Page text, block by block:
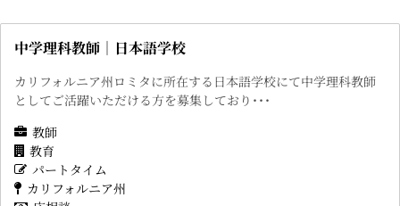
中学理科教師｜日本語学校
カリフォルニア州ロミタに所在する日本語学校にて中学理科教師
としてご活躍いただける方を募集しており･･･
教師
教育
パートタイム
カリフォルニア州